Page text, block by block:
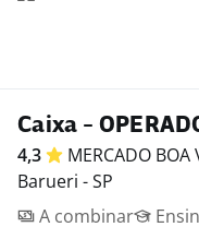
Caixa -
4,3 MERCADO BOA
Barueri - SP
A combinar